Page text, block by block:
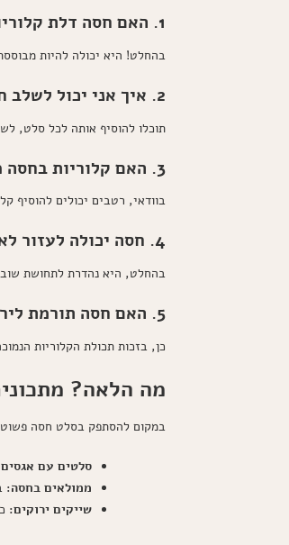
1. האם חסה דלת קלוריות מתאימה לדיאטות?
בהחלט! היא יכולה להיות
2. איך אני יכול לשלב חסה בתפריט היומי שלי?
תוכלו להוסיף אותה לכל סלט,
3. האם קלוריות בחסה משתנות בהתאם לרטבים?
בוודאי, רטבים יכולים להוסיף
4. חסה יכולה לעזור לאנשים עם תזונה בריאה?
בהחלט, היא נהדרת לתחושת
5. האם חסה תורמת לירידה במשקל?
כן, בזכות תכולת הקלוריות
מה הלאה?
במקום להסתפק בסלט חסה פשוט,
סלטים עם אגסים
ממולאים בחסה:
שייקים ירוקים: